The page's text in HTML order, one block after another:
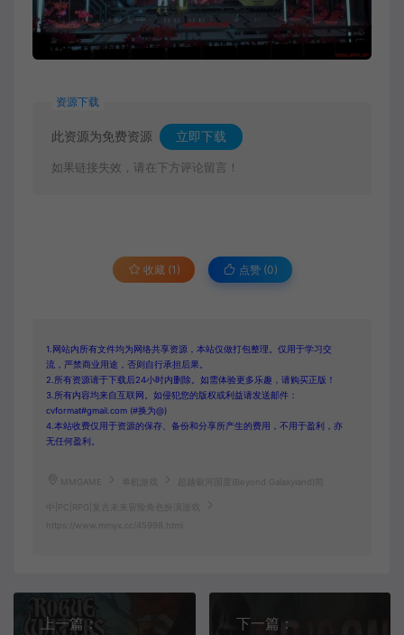
资源下载
此资源为免费资源 立即下载
如果链接失效，请在下方评论留言！
收藏 (1) 点赞 (0)
1.网站内所有文件均为网络共享资源，本站仅做打包整理。仅用于学习交
流，严禁商业用途，否则自行承担后果。
2.所有资源请于下载后24小时内删除。如需体验更多乐趣，请购买正版！
3.所有内容均来自互联网。如侵犯您的版权或利益请发送邮件：
cvformat#gmail.com (#换为@)
4.本站收费仅用于资源的保存、备份和分享所产生的费用，不用于盈利，亦
无任何盈利。
MMGAME 超越银河国度(Beyond Galaxyland)简
中|PC|RPG|复古未来冒险角色扮演游戏
https://www.mmyx.cc/45998.html
上一篇：
下一篇：